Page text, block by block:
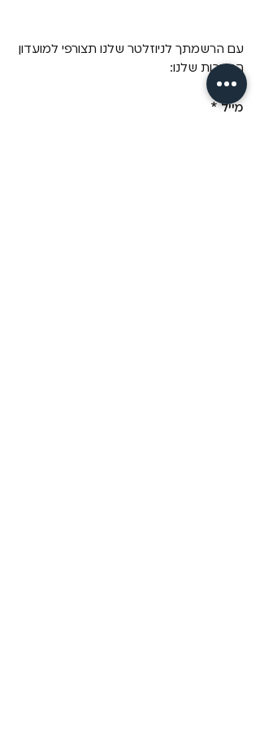
עם הרשמתך לניוזלטר שלנו תצורפי למועדון
ההטבות שלנו:
מייל *